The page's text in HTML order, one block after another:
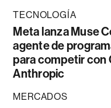
TECNOLOGÍA
Meta lanza Muse
agente de
para competir con
Anthropic
MERCADOS